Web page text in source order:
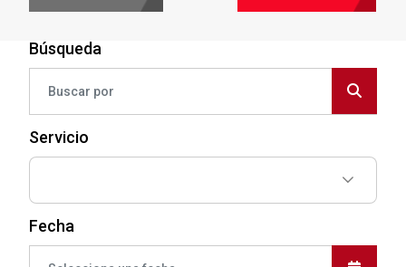
Búsqueda
Servicio
Fecha